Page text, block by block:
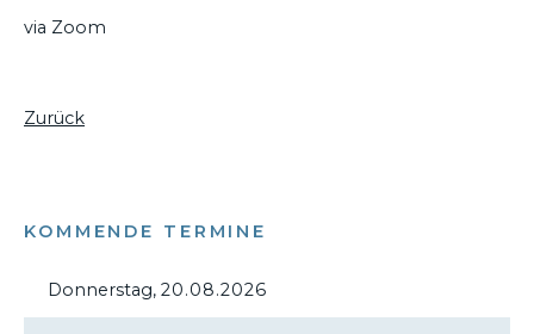
via Zoom
Zurück
KOMMENDE TERMINE
Donnerstag, 20.08.2026